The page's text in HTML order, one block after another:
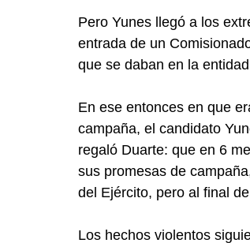
Pero Yunes llegó a los
entrada de un
que se daban en la
En ese entonces en que
campaña, el candidato
regaló Duarte: que en 6
sus promesas de
del Ejército, pero al final
Los hechos violentos